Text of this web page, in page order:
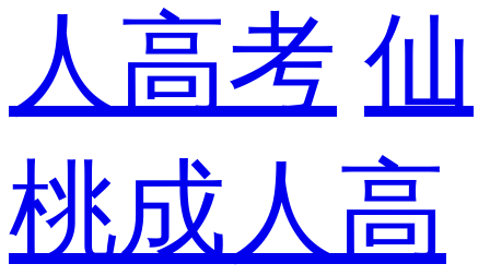
人高考 仙
桃成人高